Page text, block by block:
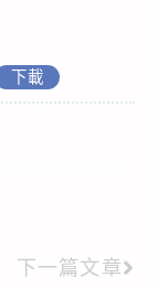
下載
下一篇文章